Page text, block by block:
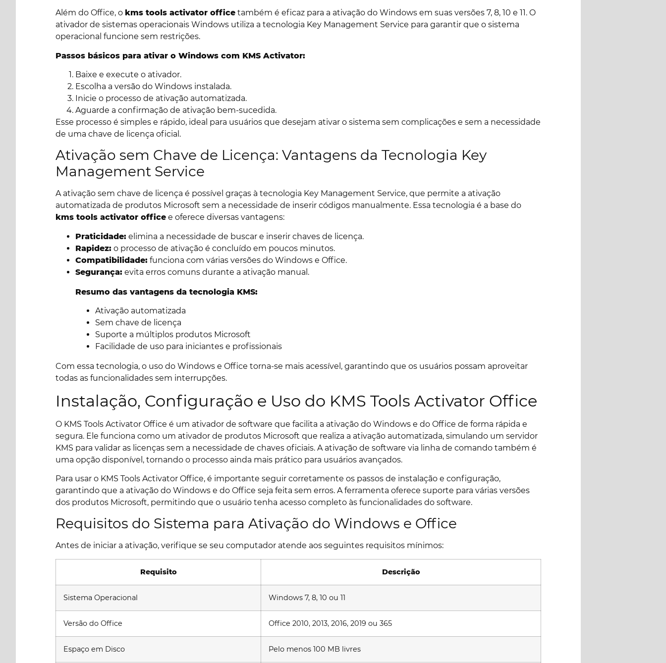
Além do Office, o kms tools activator office também é eficaz para a ativação do Windows em suas versões 7, 8, 10 e 11. O
ativador de sistemas operacionais Windows utiliza a tecnologia Key Management Service para garantir que o sistema
operacional funcione sem restrições.
Passos básicos para ativar o Windows com KMS Activator:
Baixe e execute o ativador.
Escolha a versão do Windows instalada.
Inicie o processo de ativação automatizada.
Aguarde a confirmação de ativação bem-sucedida.
Esse processo é simples e rápido, ideal para usuários que desejam ativar o sistema sem complicações e sem a necessidade
de uma chave de licença oficial.
Ativação sem Chave de Licença: Vantagens da Tecnologia Key
Management Service
A ativação sem chave de licença é possível graças à tecnologia Key Management Service, que permite a ativação
automatizada de produtos Microsoft sem a necessidade de inserir códigos manualmente. Essa tecnologia é a base do
kms tools activator office e oferece diversas vantagens:
Praticidade: elimina a necessidade de buscar e inserir chaves de licença.
Rapidez: o processo de ativação é concluído em poucos minutos.
Compatibilidade: funciona com várias versões do Windows e Office.
Segurança: evita erros comuns durante a ativação manual.
Resumo das vantagens da tecnologia KMS:
Ativação automatizada
Sem chave de licença
Suporte a múltiplos produtos Microsoft
Facilidade de uso para iniciantes e profissionais
Com essa tecnologia, o uso do Windows e Office torna-se mais acessível, garantindo que os usuários possam aproveitar
todas as funcionalidades sem interrupções.
Instalação, Configuração e Uso do KMS Tools Activator Office
O KMS Tools Activator Office é um ativador de software que facilita a ativação do Windows e do Office de forma rápida e
segura. Ele funciona como um ativador de produtos Microsoft que realiza a ativação automatizada, simulando um servidor
KMS para validar as licenças sem a necessidade de chaves oficiais. A ativação de software via linha de comando também é
uma opção disponível, tornando o processo ainda mais prático para usuários avançados.
Para usar o KMS Tools Activator Office, é importante seguir corretamente os passos de instalação e configuração,
garantindo que a ativação do Windows e do Office seja feita sem erros. A ferramenta oferece suporte para várias versões
dos produtos Microsoft, permitindo que o usuário tenha acesso completo às funcionalidades do software.
Requisitos do Sistema para Ativação do Windows e Office
Antes de iniciar a ativação, verifique se seu computador atende aos seguintes requisitos mínimos:
Requisito Descrição
Sistema Operacional Windows 7, 8, 10 ou 11
Versão do Office Office 2010, 2013, 2016, 2019 ou 365
Espaço em Disco Pelo menos 100 MB livres